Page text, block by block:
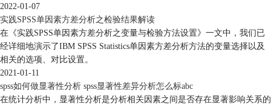
2022-01-07
实践SPSS单因素方差分析之检验结果解读
在《实践SPSS单因素方差分析之变量与检验方法设置》一文中，我们已
经详细地演示了IBM SPSS Statistics单因素方差分析方法的变量选择以及
相关的选项、对比设置。
2021-01-11
spss如何做显著性分析 spss显著性差异分析怎么标abc
在统计分析中，显著性分析是分析相关因素之间是否存在显著影响关系的